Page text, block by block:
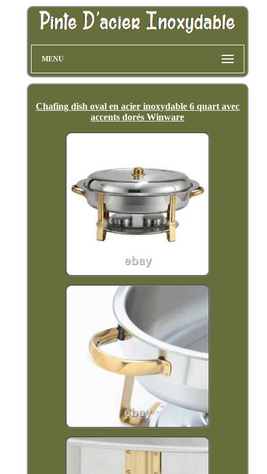
MENU
Chafing dish oval en acier inoxydable 6 quart avec
accents dorés Winware